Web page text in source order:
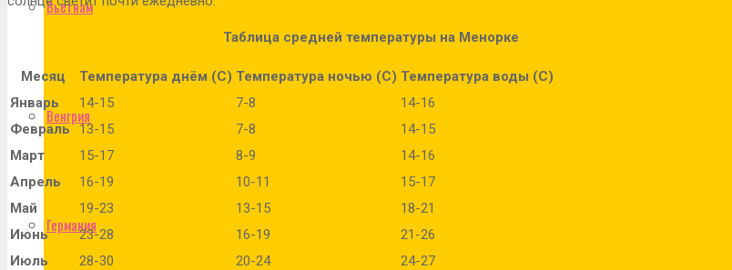
Вьетнам
Венгрия
Германия
Таблица средней температуры на Менорке
Месяц Температура днём (C) Температура ночью (C) Температура воды (C)
Январь
14-15 7-8
14-16
Февраль 13-15 7-8
14-15
Март
15-17 8-9
14-16
Апрель
16-19 10-11
15-17
Май
19-23 13-15
18-21
Июнь
23-28 16-19
21-26
Июль
28-30 20-24
24-27